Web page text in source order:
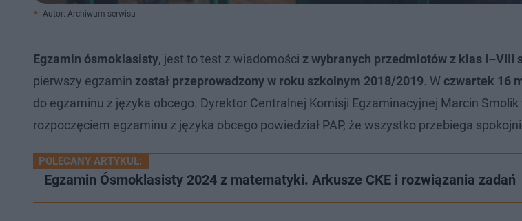
Autor: Archiwum serwisu
Egzamin ósmoklasisty, jest to test z wiadomości z wybranych przedmiotów z klas I–VIII
pierwszy egzamin został przeprowadzony w roku szkolnym 2018/2019. W czwartek 16
do egzaminu z języka obcego. Dyrektor Centralnej Komisji Egzaminacyjnej Marcin
rozpoczęciem egzaminu z języka obcego powiedział PAP, że wszystko przebiega
POLECANY ARTYKUŁ:
Egzamin Ósmoklasisty 2024 z matematyki. Arkusze CKE i rozwiązania zadań